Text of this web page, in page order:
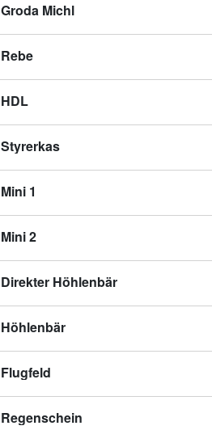
Groda Michl
Rebe
HDL
Styrerkas
Mini 1
Mini 2
Direkter Höhlenbär
Höhlenbär
Flugfeld
Regenschein